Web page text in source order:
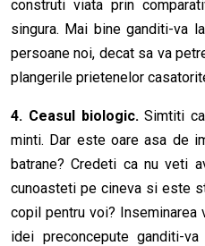
construti viata prin
singura. Mai bine ganditi-va
persoane noi, decat sa va
plangerile prietenelor
4. Ceasul biologic.Simtiti
minti. Dar este oare asa de
batrane? Credeti ca nu veti
cunoasteti pe cineva si este
copil pentru voi? Inseminarea
idei preconcepute ganditi-